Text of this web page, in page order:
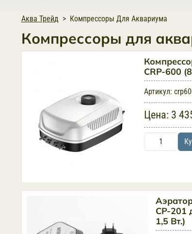
Аква Трейд Компрессоры Для Аквариума
Компрессоры для
CRP-600
Артикул:
Цена: 3
CP-201
1,5 Вт.)